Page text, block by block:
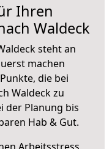
Ihren
Waldeck
steht an
machen
die bei
Waldeck zu
der Planung bis
Hab & Gut.